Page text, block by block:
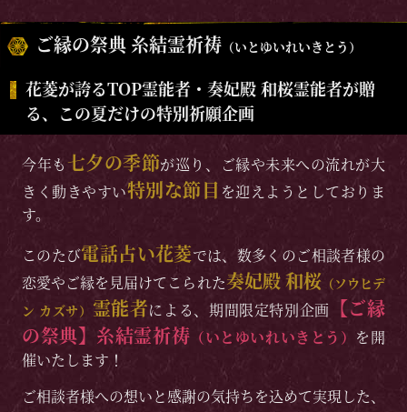
ご縁の祭典 糸結霊祈祷 （いとゆいれいきとう）
花菱が誇るTOP霊能者・奏妃殿 和桜霊能者が贈
る、この夏だけの特別祈願企画
今年も 七夕の季節が巡り、ご縁や未来への流れが大
きく動きやすい特別な節目 を迎えようとしておりま
す。
このたび電話占い花菱では、数多くのご相談者様の
恋愛やご縁を見届けてこられた奏妃殿 和桜（ソウヒデ
ン カズサ） 霊能者による、期間限定特別企画
【ご縁
の祭典】糸結霊祈祷 （いとゆいれいきとう） を開
催いたします！
ご相談者様への想いと感謝の気持ちを込めて実現した、